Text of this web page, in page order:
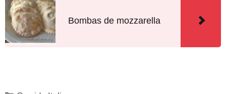
Bombas de mozzarella